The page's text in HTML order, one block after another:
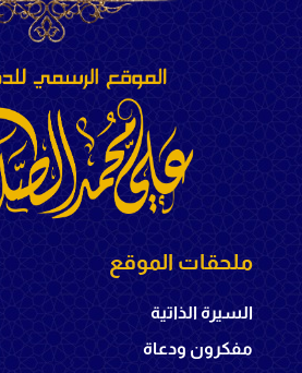
ملحقات الموقع
السيرة الذاتية
مفكرون ودعاة